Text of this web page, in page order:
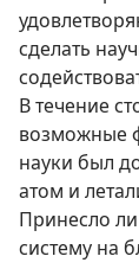
сделать
В течение
возможные
науки был
атом и
Принесло
систему на